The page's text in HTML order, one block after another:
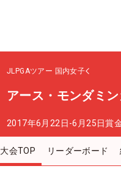
JLPGAツアー 国内女子
アース・モンダミ
2017年6月22日-6月25日賞
大会TOP リーダーボード